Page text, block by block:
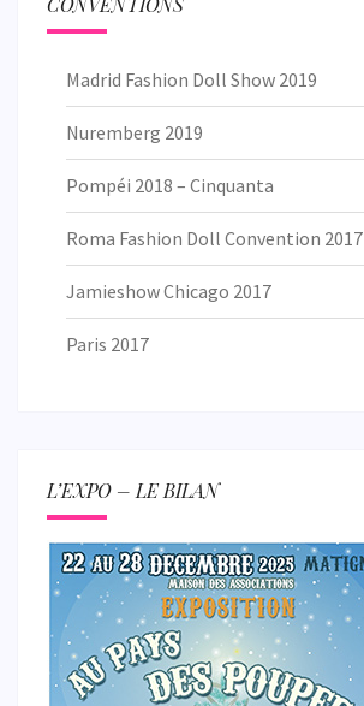
Madrid Fashion Doll Show 2019
Nuremberg 2019
Pompéi 2018 – Cinquanta
Roma Fashion Doll Convention 2017
Jamieshow Chicago 2017
Paris 2017
L’EXPO – LE BILAN